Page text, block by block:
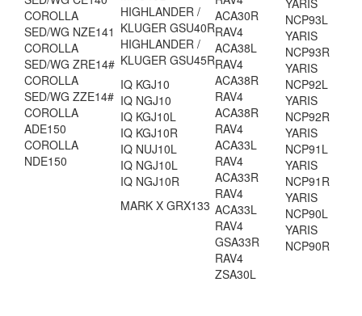
COROLLA
SED/WG NZE141
COROLLA
SED/WG ZRE14#
COROLLA
SED/WG ZZE14#
COROLLA
ADE150
COROLLA
NDE150
HIGHLANDER /
KLUGER GSU40R
HIGHLANDER /
KLUGER GSU45R
IQ KGJ10
IQ NGJ10
IQ KGJ10L
IQ KGJ10R
IQ NUJ10L
IQ NGJ10L
IQ NGJ10R
MARK X GRX133
ACA30R
RAV4
ACA38L
RAV4
ACA38R
RAV4
ACA38R
RAV4
ACA33L
RAV4
ACA33R
RAV4
ACA33L
RAV4
GSA33R
RAV4
ZSA30L
YARIS
NCP93L
YARIS
NCP93R
YARIS
NCP92L
YARIS
NCP92R
YARIS
NCP91L
YARIS
NCP91R
YARIS
NCP90L
YARIS
NCP90R